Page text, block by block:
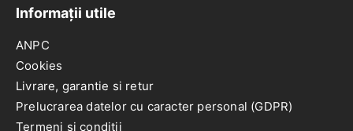
Informații utile
ANPC
Cookies
Livrare, garantie si retur
Prelucrarea datelor cu caracter personal (GDPR)
Termeni si conditii